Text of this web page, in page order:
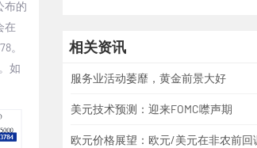
布的
在
。
。如
相关资讯
服务业活动萎靡，黄金前景大好
美元技术预测：迎来FOMC噤声期
欧元价格展望：欧元/美元在非农前回